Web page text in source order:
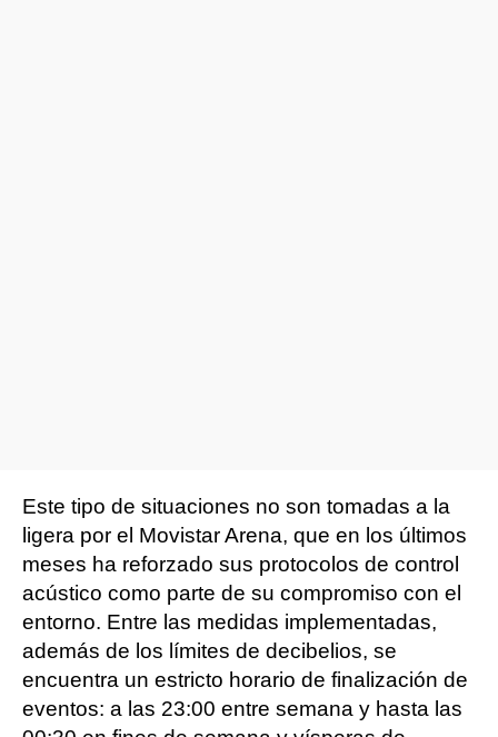
Este tipo de situaciones no son tomadas a la
ligera por el Movistar Arena, que en los últimos
meses ha reforzado sus protocolos de control
acústico como parte de su compromiso con el
entorno. Entre las medidas implementadas,
además de los límites de decibelios, se
encuentra un estricto horario de finalización de
eventos: a las 23:00 entre semana y hasta las